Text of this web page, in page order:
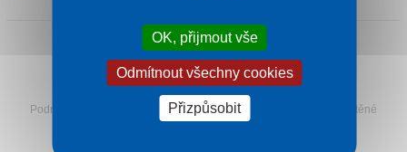
Sledujte Rekreu na Facebooku
Podmínky Ochrana osobních údajů zákazníků
Tištěné
OK, přijmout vše
Odmítnout všechny cookies
Přizpůsobit